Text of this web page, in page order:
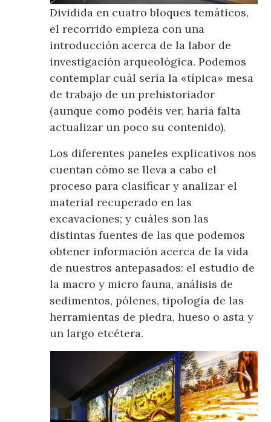
Dividida en cuatro bloques temáticos,
el recorrido empieza con una
introducción acerca de la labor de
investigación arqueológica. Podemos
contemplar cuál sería la «típica» mesa
de trabajo de un prehistoriador
(aunque como podéis ver, haría falta
actualizar un poco su contenido).
Los diferentes paneles explicativos nos
cuentan cómo se lleva a cabo el
proceso para clasificar y analizar el
material recuperado en las
excavaciones; y cuáles son las
distintas fuentes de las que podemos
obtener información acerca de la vida
de nuestros antepasados: el estudio de
la macro y micro fauna, análisis de
sedimentos, pólenes, tipología de las
herramientas de piedra, hueso o asta y
un largo etcétera.